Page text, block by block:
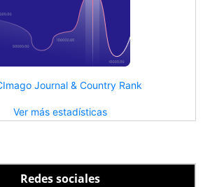
Ver más estadísticas
Redes sociales